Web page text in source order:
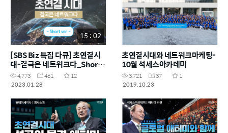
15 : 02
[SBS Biz 특집 다큐] 초연결시
대-결국은 네트워크다_Short
ver4,773 461
12
2023.01.28
초연결시대와 네트워크마케팅-
10월 석세스아카데미
3,721 37
1
2019.10.23